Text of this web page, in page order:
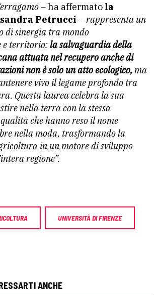
–ha affermato la
Petrucci – rappresenta un
di sinergia tra mondo
e territorio:la salvaguardia della
attuata nel recupero anche di
non è solo un atto ecologico,ma
vivo il legame profondo tra
Questa laurea celebra la sua
nella terra con la stessa
che hanno reso il nome
nella moda, trasformando la
in un motore di sviluppo
regione”.
UNIVERSITÀ DI FIRENZE
ANCHE